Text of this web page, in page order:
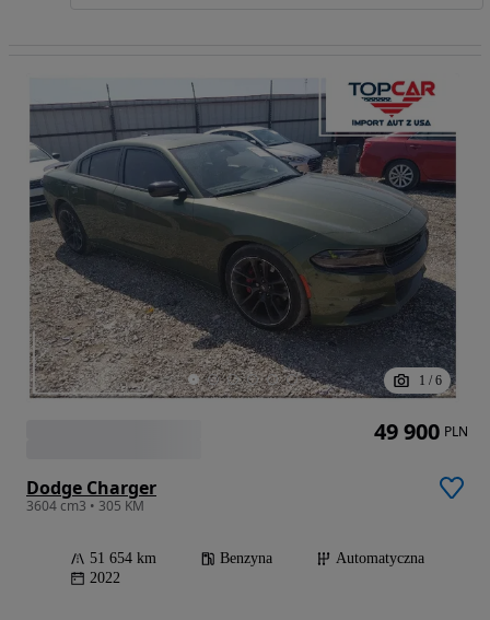
1 / 6
Dodge Charger
3604 cm3 • 305 KM
51 654 km Benzyna
Automatyczna
2022
49 900 PLN